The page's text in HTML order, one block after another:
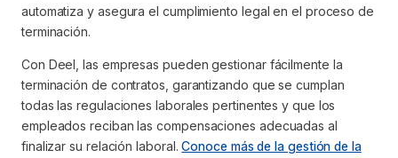
automatiza y asegura el cumplimiento legal en el proceso de
terminación.
Con Deel, las empresas pueden gestionar fácilmente la
terminación de contratos, garantizando que se cumplan
todas las regulaciones laborales pertinentes y que los
empleados reciban las compensaciones adecuadas al
finalizar su relación laboral.Conoce más de la gestión de la